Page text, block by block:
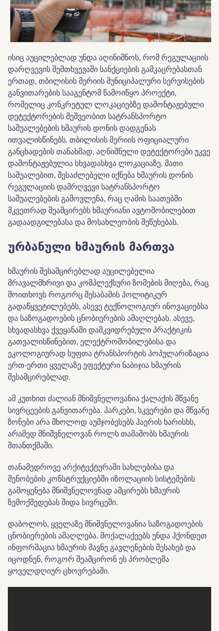
ისიც აუცილებლად უნდა აღინიშნოს, რომ რეგულაციის
დარღვევის შემთხვევაში სანქციების გამკაცრებასთან
ერთად, თბილისის მერიის მუნიციპალური სერვისების
განვითარების სააგენტომ წამოიწყო პროექტი,
რომელიც კონკრეტულ ლოკაციებზე დამონტაჟებული
დეტექტორების მეშვეობით სატრანსპორტო
საშუალებების ხმაურის დონის დადგენას
ითვალისწინებს. თბილისის მერიის ოფიციალური
განცხადების თანახმად, აღნიშნული დეტექტორები უკვე
დამონტაჟებულია სხვადასხვა ლოკაციაზე. მათი
საშუალებით, შესაძლებელი იქნება ხმაურის დონის
რეგულაციის დამრღვევი სატრანსპორტო
საშუალებების გამოვლენა, რაც ღამის საათებში
მკვეთრად შეამცირებს ხმაურიანი ავტომობილებით
გადაადგილებასა და მოსახლეობის შეწუხებას.
ურბანული ხმაურის მართვა
ხმაურის შესამცირებლად აუცილებელია
მრავალმხრივი და კომპლექსური ზომების მიღება, რაც
მოითხოვს როგორც შესაბამის პოლიტიკურ
გადაწყვეტილებებს, ასევე ტექნოლოგიურ ინოვაციებსა
და საზოგადოების ცნობიერების ამაღლებას. ასევე,
სხვადასხვა ქვეყანაში დამკვიდრებული პრაქტიკის
გათვალისწინებით, ელექტრომობილებისა და
ეკოლოგიურად სუფთა ტრანსპორტის პოპულარიზაცია
ერთ-ერთი ყველაზე ეფექტური ნაბიჯია ხმაურის
შესამცირებლად.
ამ კუთხით ძალიან მნიშვნელოვანია ქალაქის მწვანე
სივრცეების განვითარება. პარკები, სკვერები და მწვანე
ზონები არა მხოლოდ აუმჯობესებს ჰაერის ხარისხს,
არამედ მნიშვნელოვან როლს თამაშობს ხმაურის
შთანთქმაში.
თანამედროვე არქიტექტურაში სახლებისა და
შენობების კონსტრუქციებში იზოლაციის სისტემების
გამოყენება მნიშვნელოვნად ამცირებს ხმაურის
ზემოქმედებას შიდა სივრცეში.
დაბოლოს, ყველაზე მნიშვნელოვანია საზოგადოების
ცნობიერების ამაღლება. მოქალაქეებს უნდა ჰქონდეთ
ინფორმაცია ხმაურის მავნე გავლენების შესახებ და
იცოდნენ, როგორ შეამცირონ ეს პრობლემა
ყოველდღიურ ცხოვრებაში.